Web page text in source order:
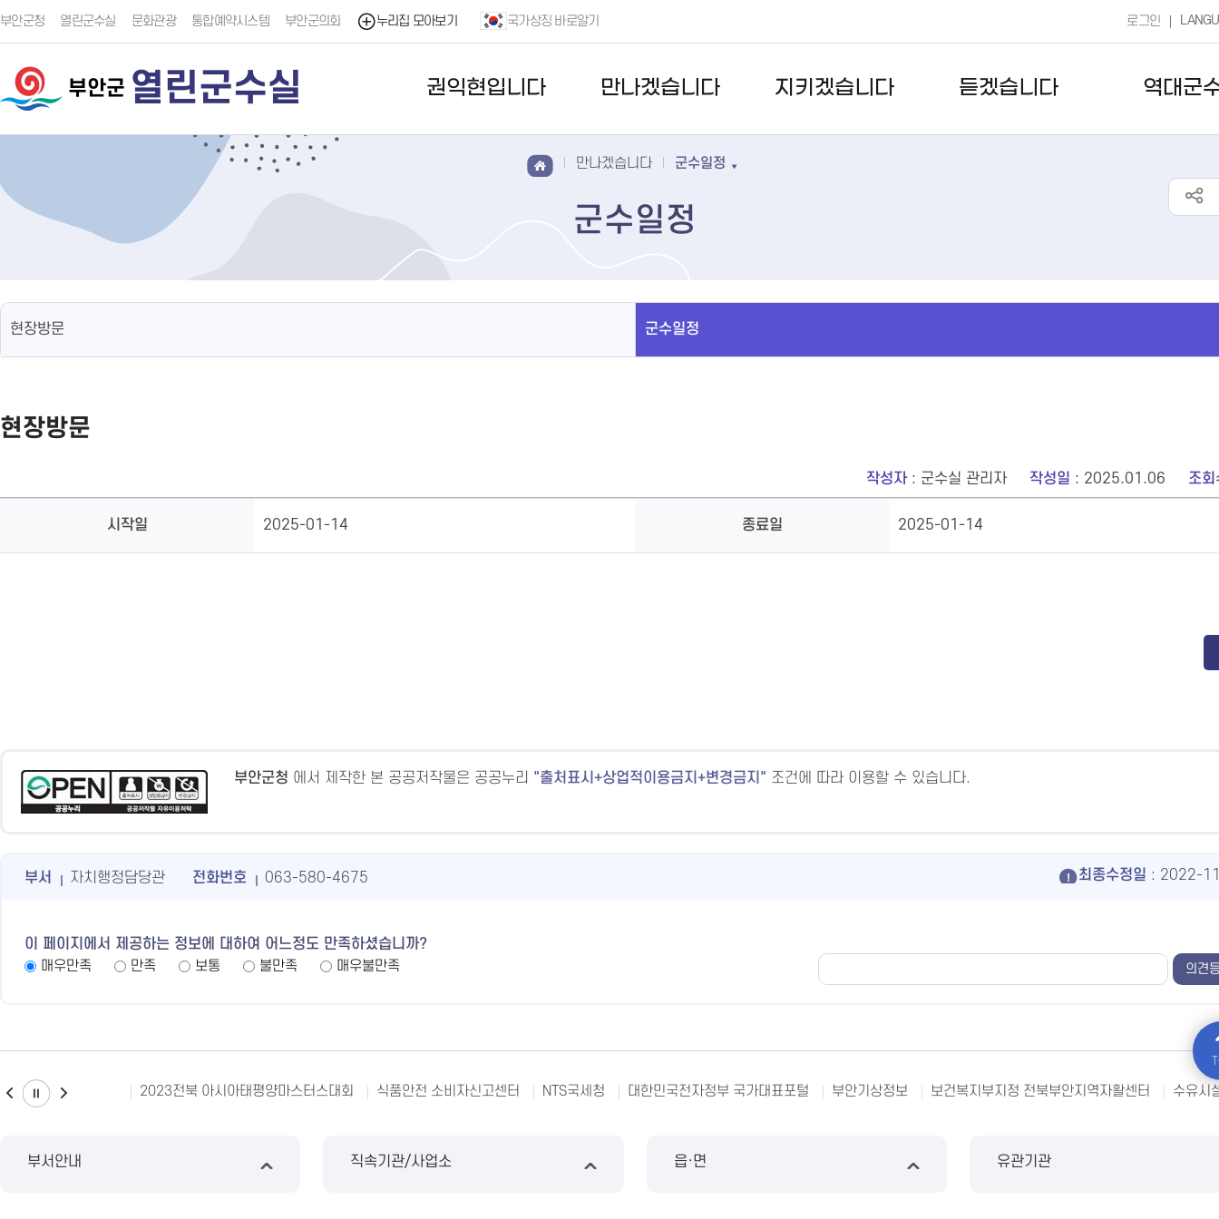
부안군청 열린군수실 문화관광 통합예약시스템 부안군의회 누리집 모아보기 국가상징 바로알기 로그인
부안군 열린군수실 권익현입니다 만나겠습니다 지키겠습니다 듣겠습니다 역대군
만나겠습니다 군수일정
군수일정
현장방문 군수일정
현장방문
작성자: 군수실 관리자 작성일 : 2025.01.06 조회
시작일 2025-01-14 종료일 2025-01-14
부안군청 에서 제작한 본 공공저작물은 공공누리 출처표시+상업적이용금지+변경금지 조건에 따라 이용할 수 있습니다.
부서 자치행정담당관 전화번호 063-580-4675 최종수정일 : 2022-
이 페이지에서 제공하는 정보에 대하여 어느정도 만족하셨습니까?
매우만족
만족 보통 불만족 매우불만족
2023전북 아시아태평양마스터스대회 식품안전 소비자신고센터 NTS국세청 대한민국전자정부 국가대표포털 부안기상정보 보건복지부지정 전북부안지역자활센터 수유시
부서안내 직속기관/사업소 읍·면 유관기관